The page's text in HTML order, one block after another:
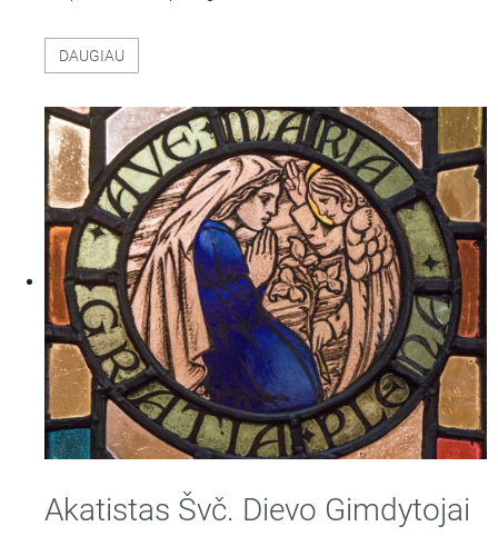
DAUGIAU
Akatistas Švč. Dievo Gimdytojai